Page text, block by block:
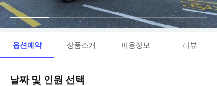
옵션예약 상품소개 이용정보 리뷰
날짜 및 인원 선택